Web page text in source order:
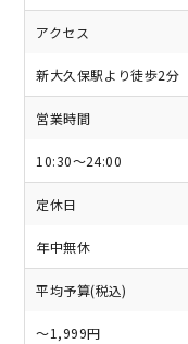
アクセス
新大久保駅より徒歩2分
営業時間
10:30～24:00
定休日
年中無休
平均予算(税込)
～1,999円